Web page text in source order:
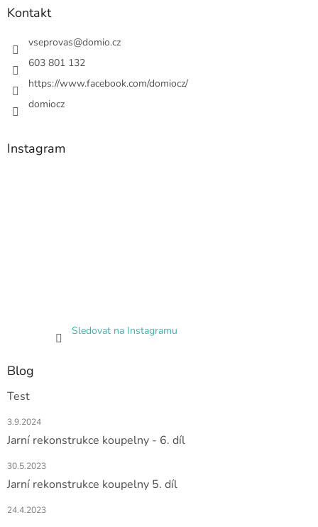
Kontakt
vseprovas@domio.cz
603 801 132
https://www.facebook.com/domiocz/
domiocz
Instagram
Sledovat na Instagramu
Blog
Test
3.9.2024
Jarní rekonstrukce koupelny - 6. díl
30.5.2023
Jarní rekonstrukce koupelny 5. díl
24.4.2023